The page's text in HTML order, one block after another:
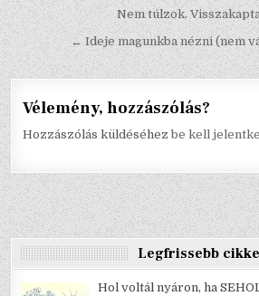
Bejegyzés
navigáció
Nem túlzok.
← Ideje magunkba nézni (nem
Vélemény, hozzászólás?
Hozzászólás küldéséhezbe kell
Legfrissebb
Hol voltál nyáron, ha